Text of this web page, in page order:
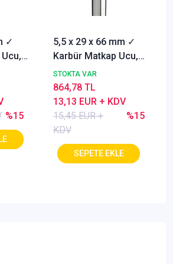
✓
%15
5,5 x 29 x 66 mm ✓
Karbür Matkap Ucu,
118°, DIN1897, Delik
Delme ucu
STOKTA VAR
15,45 EUR +
KDV
%15
13,13 EUR + KDV
864,78 TL